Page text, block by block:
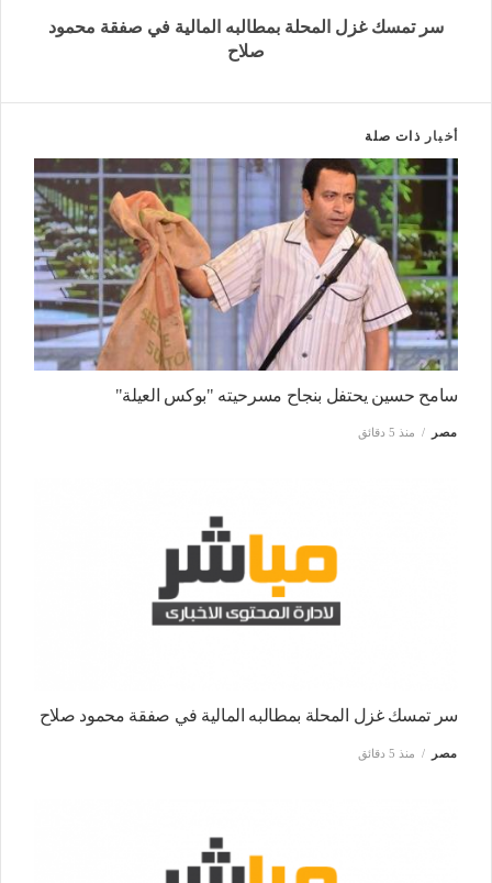
سر تمسك غزل المحلة بمطالبه المالية في صفقة محمود
صلاح
أخبار ذات صلة
سامح حسين يحتفل بنجاح مسرحيته "بوكس العيلة"
مصر منذ 5 دقائق
سر تمسك غزل المحلة بمطالبه المالية في صفقة محمود صلاح
مصر منذ 5 دقائق